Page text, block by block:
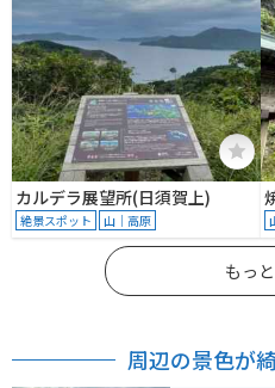
カルデラ展望所(日須賀上)
絶景スポット 山｜高原
もっ
周辺の景色が